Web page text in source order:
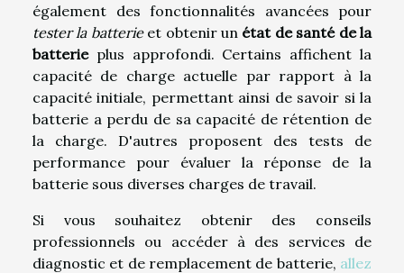
également des fonctionnalités avancées pour
tester la batterieet obtenir un état de santé de la
batterieplus approfondi. Certains affichent la
capacité de charge actuelle par rapport à la
capacité initiale, permettant ainsi de savoir si la
batterie a perdu de sa capacité de rétention de
la charge. D'autres proposent des tests de
performance pour évaluer la réponse de la
batterie sous diverses charges de travail.
Si vous souhaitez obtenir des conseils
professionnels ou accéder à des services de
diagnostic et de remplacement de batterie, allez